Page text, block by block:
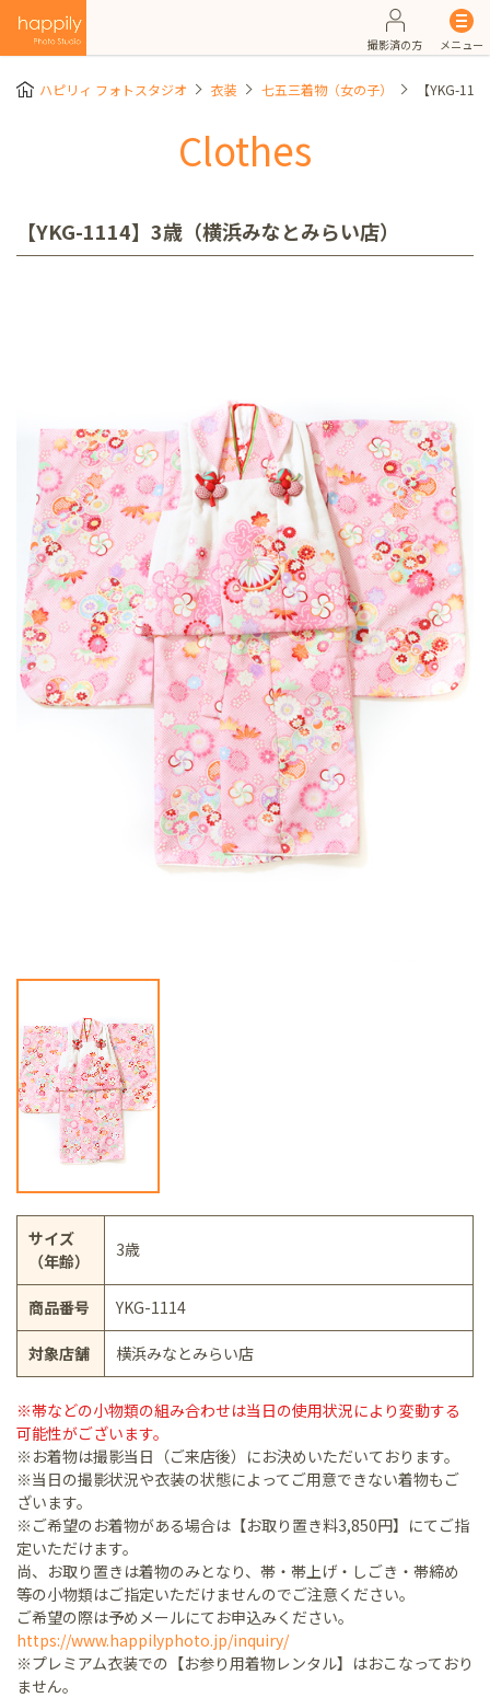
撮影済の方 メニュー
ハピリィ フォトスタジオ 衣装 七五三着物（女の子） 【YKG-
Clothes
【YKG-1114】3歳（横浜みなとみらい店）
サイズ
（年齢）
3歳
商品番号 YKG-1114
対象店舗 横浜みなとみらい店
※帯などの小物類の組み合わせは当日の使用状況により変動する
可能性がございます。
※お着物は撮影当日（ご来店後）にお決めいただいております。
※当日の撮影状況や衣装の状態によってご用意できない着物もご
ざいます。
※ご希望のお着物がある場合は【お取り置き料3,850円】にてご指
定いただけます。
尚、お取り置きは着物のみとなり、帯・帯上げ・しごき・帯締め
等の小物類はご指定いただけませんのでご注意ください。
ご希望の際は予めメールにてお申込みください。
https://www.happilyphoto.jp/inquiry/
※プレミアム衣装での【お参り用着物レンタル】はおこなっており
ません。